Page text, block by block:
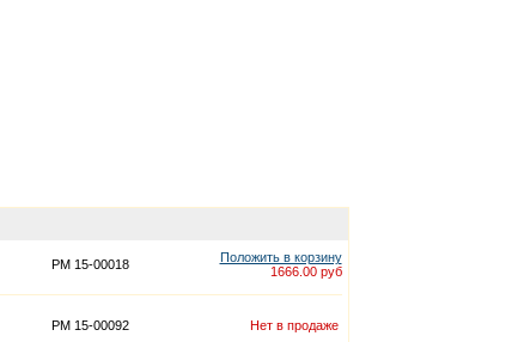
PM 15-00018
Положить в корзину
1666.00 руб
PM 15-00092 Нет в продаже